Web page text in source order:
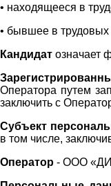
• находящееся в
• бывшее в
Кандидат означает
Оператора путем
заключить с
Субъект
в том числе,
Оператор - ООО «